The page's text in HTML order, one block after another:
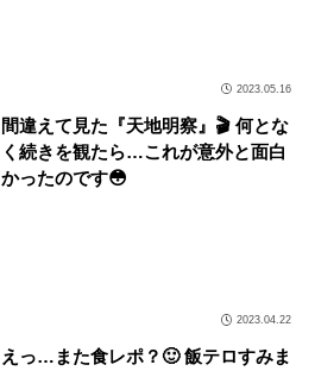
2023.05.16
間違えて見た『天地明察』🎬 何とな
く続きを観たら…これが意外と面白
かったのです😳
2023.04.22
えっ…また食レポ？🙂 飯テロすみま